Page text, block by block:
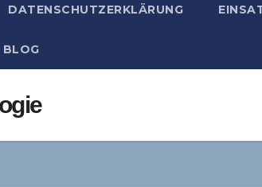
DATENSCHUTZERKLÄRUNG
BLOG